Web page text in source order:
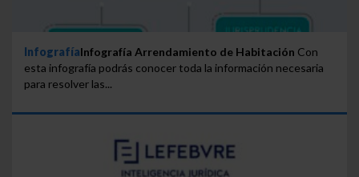
InfografíaInfografía Arrendamiento de Habitación Con
esta infografía podrás conocer toda la información necesaria
para resolver las...